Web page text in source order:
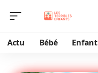
Actu Bébé Enfant